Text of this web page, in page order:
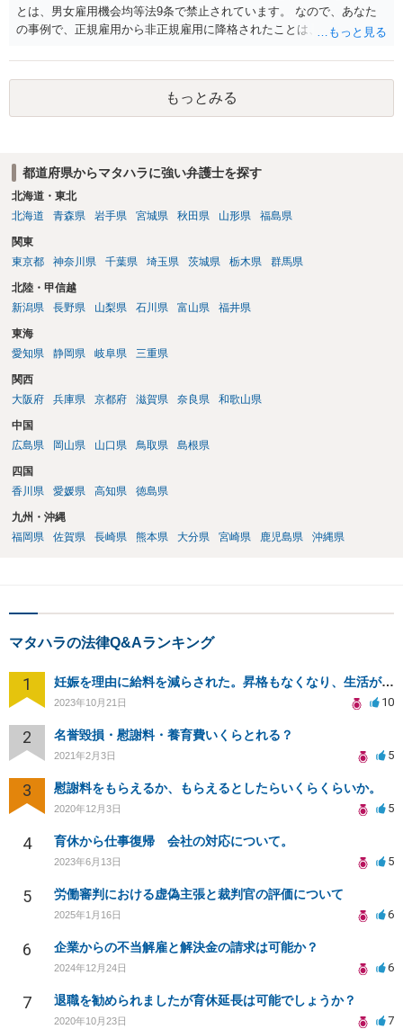
とは、男女雇用機会均等法9条で禁止されています。 なので、あなた
の事例で、正規雇用から非正規雇用に降格されたことは、違法の疑い
局の「雇用環境・均等室」が、紛争解決の援助をすることとされてい
ます。まずはそこを指名して、改めて労働局に相談することをお勧め
もっとみる
都道府県からマタハラに強い弁護士を探す
北海道・東北
北海道
青森県 岩手県 宮城県 秋田県 山形県 福島県
関東
東京都
神奈川県 千葉県 埼玉県 茨城県 栃木県 群馬県
北陸・甲信越
新潟県
長野県 山梨県 石川県 富山県 福井県
東海
愛知県
静岡県 岐阜県 三重県
関西
大阪府
兵庫県 京都府 滋賀県 奈良県 和歌山県
中国
広島県
岡山県 山口県 鳥取県 島根県
四国
香川県
愛媛県 高知県 徳島県
九州・沖縄
福岡県
佐賀県 長崎県 熊本県 大分県 宮崎県 鹿児島県 沖縄県
マタハラの法律Q&Aランキング
1 妊娠を理由に給料を減らされた。昇格もなくなり、生活が苦しい。
2023年10月21日 10
2 名誉毀損・慰謝料・養育費いくらとれる？
2021年2月3日 5
3 慰謝料をもらえるか、もらえるとしたらいくらくらいか。
2020年12月3日 5
4 育休から仕事復帰 会社の対応について。
2023年6月13日 5
5 労働審判における虚偽主張と裁判官の評価について
2025年1月16日 6
6 企業からの不当解雇と解決金の請求は可能か？
2024年12月24日 6
7 退職を勧められましたが育休延長は可能でしょうか？
2020年10月23日 7